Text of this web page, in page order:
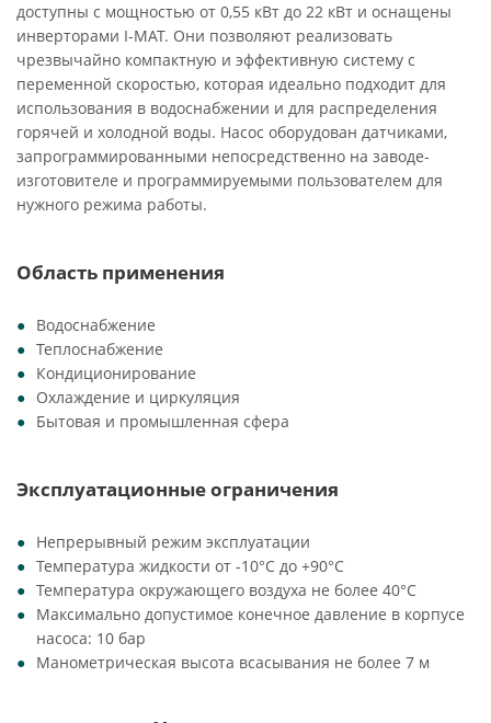
доступны с мощностью от 0,55 кВт до 22 кВт и оснащены
инверторами I-MAT. Они позволяют реализовать
чрезвычайно компактную и эффективную систему с
переменной скоростью, которая идеально подходит для
использования в водоснабжении и для распределения
горячей и холодной воды. Насос оборудован датчиками,
запрограммированными непосредственно на заводе-
изготовителе и программируемыми пользователем для
нужного режима работы.
Область применения
Водоснабжение
Теплоснабжение
Кондиционирование
Охлаждение и циркуляция
Бытовая и промышленная сфера
Эксплуатационные ограничения
Непрерывный режим эксплуатации
Температура жидкости от -10°C до +90°C
Температура окружающего воздуха не более 40°C
Максимально допустимое конечное давление в корпусе
насоса: 10 бар
Манометрическая высота всасывания не более 7 м